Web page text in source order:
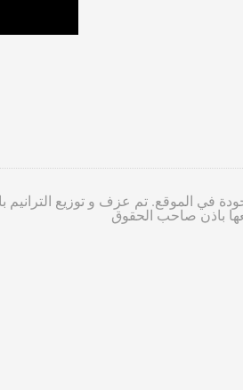
في الموقع. تم عزف و توزيع
باذن صاحب الحقوق